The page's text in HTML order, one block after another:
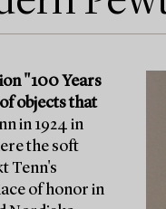
"100 Years
objects that
in 1924 in
the soft
Tenn's
of honor in